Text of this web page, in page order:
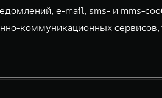
e-mail, sms- и mms-
коммуникационных сервисов,